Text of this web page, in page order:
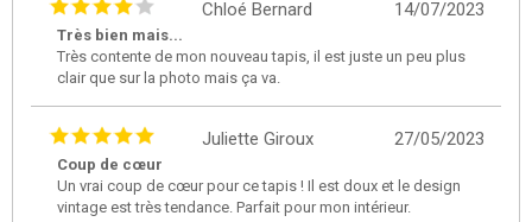
14/07/2023
Chloé Bernard
Très bien mais...
Très contente de mon nouveau tapis, il est juste un peu plus
clair que sur la photo mais ça va.
27/05/2023
Juliette Giroux
Coup de cœur
Un vrai coup de cœur pour ce tapis ! Il est doux et le design
vintage est très tendance. Parfait pour mon intérieur.